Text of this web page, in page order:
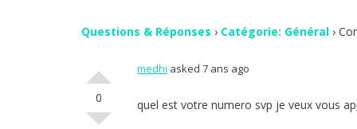
Vos avis
Questions & Réponses › Catégorie: Général ›
0
medhi asked 7 ans ago
quel est votre numero svp je veux vous